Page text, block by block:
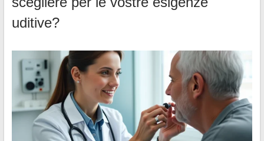
uditive?